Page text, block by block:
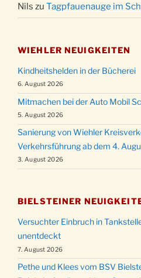
Nils zu Tagpfauenauge im
WIEHLER NEUIGKEITEN
Kindheitshelden in der Bücherei
6. August 2026
Mitmachen bei der Auto Mobil
5. August 2026
Sanierung von Wiehler
Verkehrsführung ab dem 4.
3. August 2026
BIELSTEINER
Versuchter Einbruch in
unentdeckt
7. August 2026
Pethe und Klees vom BSV